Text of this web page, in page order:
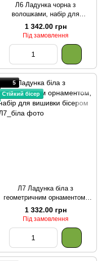
Л6 Ладунка чорна з
волошками, набір для
вишивки бісером
1 342.00 грн
Під замовлення
5
Стійкий бісер
Л7 Ладунка біла з
геометричним орнаментом,
набір для вишивки бісером
1 332.00 грн
Під замовлення